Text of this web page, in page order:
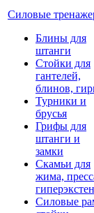
Силовые
Блины для
штанги
Стойки для
гантелей,
блинов,
Турники и
брусья
Грифы для
штанги и
замки
Скамьи для
жима,
Силовые